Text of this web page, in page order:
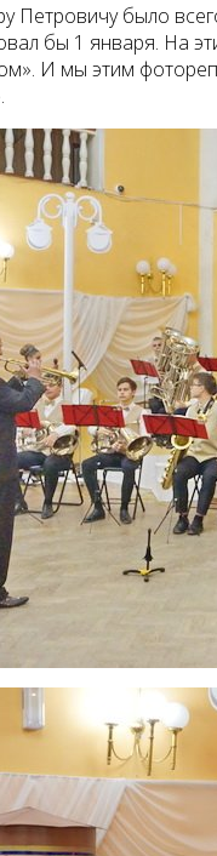
Петровичу было
бы 1 января. На
И мы этим